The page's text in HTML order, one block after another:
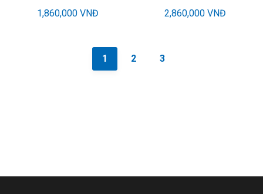
1,860,000 VNĐ
2,860,000 VNĐ
1 2 3